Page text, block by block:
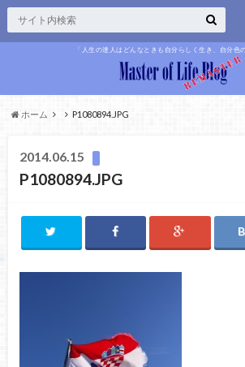
「人生の達人はどんなときも自分らしく生き、自分色
ホーム P1080894.JPG
2014.06.15
P1080894.JPG